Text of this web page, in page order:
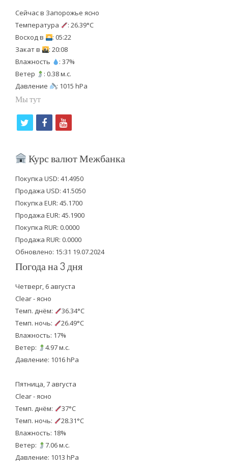
Сейчас в Запорожье ясно
Температура
: 26.39°C
Восход в
: 05:22
Закат в
: 20:08
Влажность
: 37%
Ветер
: 0.38 м.с.
Давление
: 1015 hPa
Мы тут
i
t
e
r
f
c
b
o
o
k
y
u
u
b
e
Курс валют Межбанка
Покупка USD: 41.4950
Продажа USD: 41.5050
Покупка EUR: 45.1700
Продажа EUR: 45.1900
Покупка RUR: 0.0000
Продажа RUR: 0.0000
Обновлено: 15:31 19.07.2024
Погода на 3 дня
Четверг, 6 августа
Clear - ясно
Темп. днём:
36.34°C
Темп. ночь:
26.49°C
Влажность: 17%
Ветер:
4.97 м.с.
Давление: 1016 hPa
Пятница, 7 августа
Clear - ясно
Темп. днём:
37°C
Темп. ночь:
28.31°C
Влажность: 18%
Ветер:
7.06 м.с.
Давление: 1013 hPa